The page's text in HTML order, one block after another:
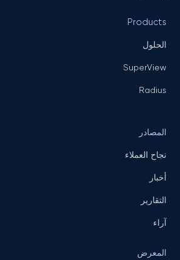
Products
الحلول
SuperView
Radius
المصادر
نجاح العملاء
أخبار
التقارير
آراء
المعرض